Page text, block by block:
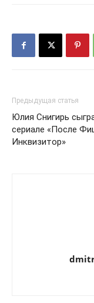
Предыдущая статья
Юлия Снигирь
сериале «После
Инквизитор»